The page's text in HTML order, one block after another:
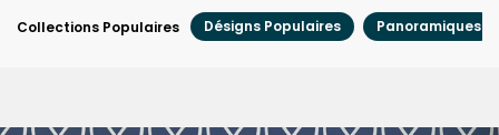
Collections Populaires Désigns Populaires Panoramiques